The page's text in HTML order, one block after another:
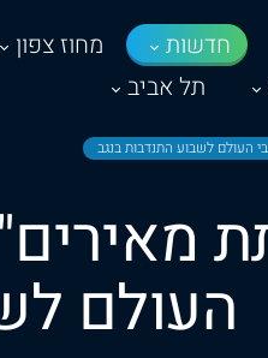
חדשות מחוז צפון
תל אביב
העולם